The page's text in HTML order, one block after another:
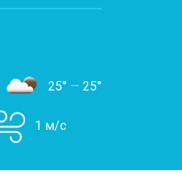
25° — 25°
1 м/с